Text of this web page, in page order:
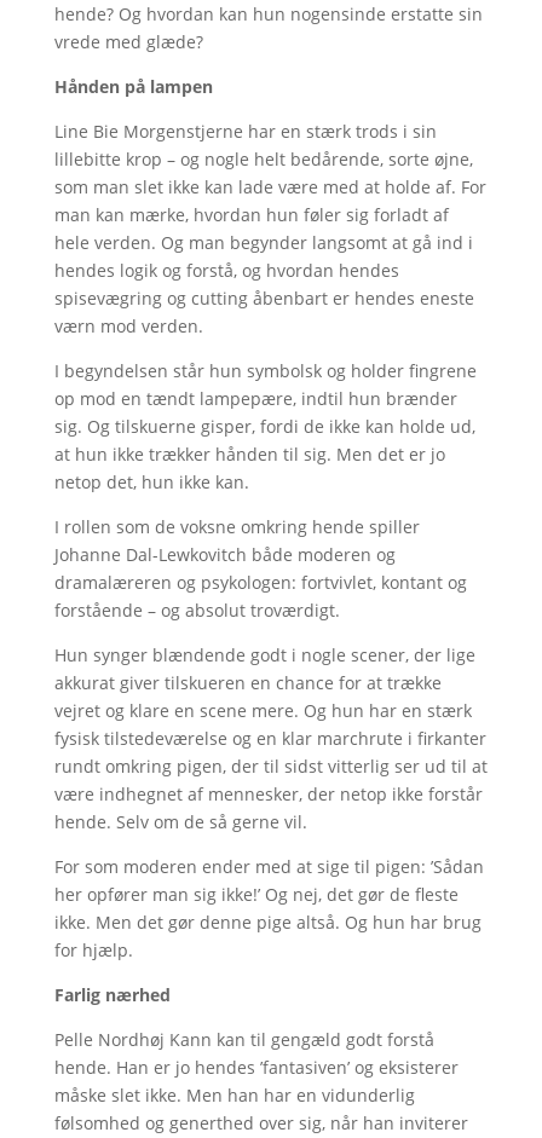
hende? Og hvordan kan hun nogensinde erstatte sin
vrede med glæde?
Hånden på lampen
Line Bie Morgenstjerne har en stærk trods i sin
lillebitte krop – og nogle helt bedårende, sorte øjne,
som man slet ikke kan lade være med at holde af. For
man kan mærke, hvordan hun føler sig forladt af
hele verden. Og man begynder langsomt at gå ind i
hendes logik og forstå, og hvordan hendes
spisevægring og cutting åbenbart er hendes eneste
værn mod verden.
I begyndelsen står hun symbolsk og holder fingrene
op mod en tændt lampepære, indtil hun brænder
sig. Og tilskuerne gisper, fordi de ikke kan holde ud,
at hun ikke trækker hånden til sig. Men det er jo
netop det, hun ikke kan.
I rollen som de voksne omkring hende spiller
Johanne Dal-Lewkovitch både moderen og
dramalæreren og psykologen: fortvivlet, kontant og
forstående – og absolut troværdigt.
Hun synger blændende godt i nogle scener, der lige
akkurat giver tilskueren en chance for at trække
vejret og klare en scene mere. Og hun har en stærk
fysisk tilstedeværelse og en klar marchrute i firkanter
rundt omkring pigen, der til sidst vitterlig ser ud til at
være indhegnet af mennesker, der netop ikke forstår
hende. Selv om de så gerne vil.
For som moderen ender med at sige til pigen: ’Sådan
her opfører man sig ikke!’ Og nej, det gør de fleste
ikke. Men det gør denne pige altså. Og hun har brug
for hjælp.
Farlig nærhed
Pelle Nordhøj Kann kan til gengæld godt forstå
hende. Han er jo hendes ’fantasiven’ og eksisterer
måske slet ikke. Men han har en vidunderlig
følsomhed og generthed over sig, når han inviterer